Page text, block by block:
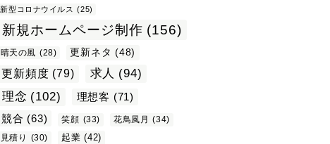
新型コロナウイルス (25)
新規ホームページ制作 (156)
晴天の風 (28) 更新ネタ (48)
更新頻度 (79) 求人 (94)
理念 (102) 理想客 (71)
競合 (63) 笑顔 (33) 花鳥風月 (34)
見積り
(30) 起業 (42)